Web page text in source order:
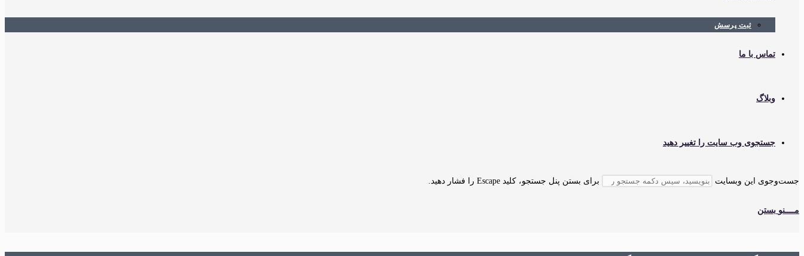
ثبت پرسش
تماس با ما
وبلاگ
جستجوی وب سایت را تغییر دهید
جست‌وجوی این وبسایت برای بستن پنل جستجو، کلید Escape را فشار دهید.
مــــنو بستن